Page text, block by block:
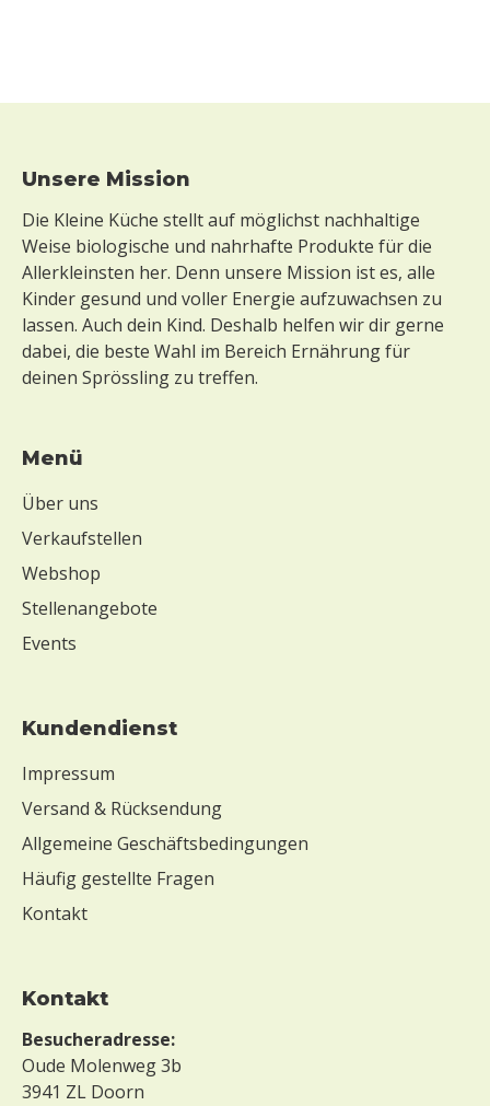
Footer
Unsere Mission
Die Kleine Küche stellt auf möglichst nachhaltige
Weise biologische und nahrhafte Produkte für die
Allerkleinsten her. Denn unsere Mission ist es, alle
Kinder gesund und voller Energie aufzuwachsen zu
lassen. Auch dein Kind. Deshalb helfen wir dir gerne
dabei, die beste Wahl im Bereich Ernährung für
deinen Sprössling zu treffen.
Menü
Über uns
Verkaufstellen
Webshop
Stellenangebote
Events
Kundendienst
Impressum
Versand & Rücksendung
Allgemeine Geschäftsbedingungen
Häufig gestellte Fragen
Kontakt
Kontakt
Besucheradresse:
Oude Molenweg 3b
3941 ZL Doorn